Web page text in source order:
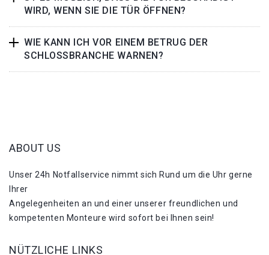
WIRD, WENN SIE DIE TÜR ÖFFNEN?
WIE KANN ICH VOR EINEM BETRUG DER
SCHLOSSBRANCHE WARNEN?
ABOUT US
Unser 24h Notfallservice nimmt sich Rund um die Uhr gerne
Ihrer
Angelegenheiten an und einer unserer freundlichen und
kompetenten Monteure wird sofort bei Ihnen sein!
NÜTZLICHE LINKS